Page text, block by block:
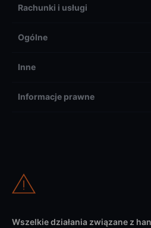
Rachunki i usługi
Ogólne
Inne
Informacje prawne
Wszelkie działania związane z